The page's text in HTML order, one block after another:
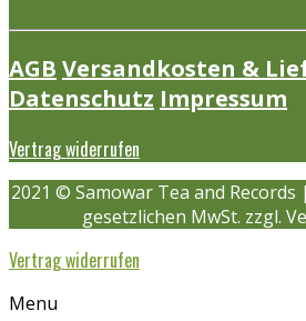
AGB Versandkosten &
Datenschutz Impressum
Vertrag widerrufen
2021 © Samowar Tea and
gesetzlichen MwSt. zzgl.
Vertrag widerrufen
Menu